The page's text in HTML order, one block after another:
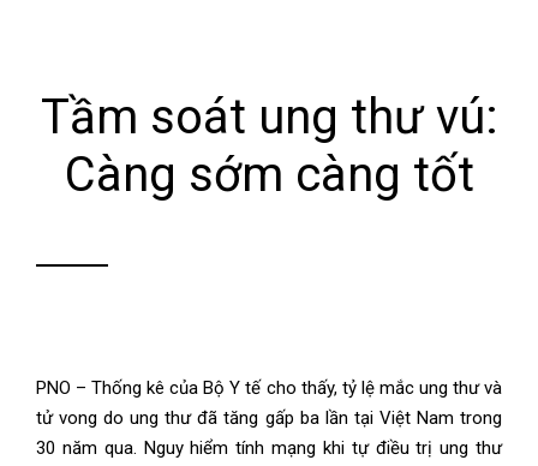
Tầm soát ung thư vú:
Càng sớm càng tốt
PNO – Thống kê của Bộ Y tế cho thấy, tỷ lệ mắc ung thư và
tử vong do ung thư đã tăng gấp ba lần tại Việt Nam trong
30 năm qua. Nguy hiểm tính mạng khi tự điều trị ung thư